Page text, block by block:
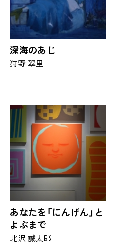
深海のあじ
狩野 翠里
あなたを「にんげん」と
よぶまで
北沢 誠太郎